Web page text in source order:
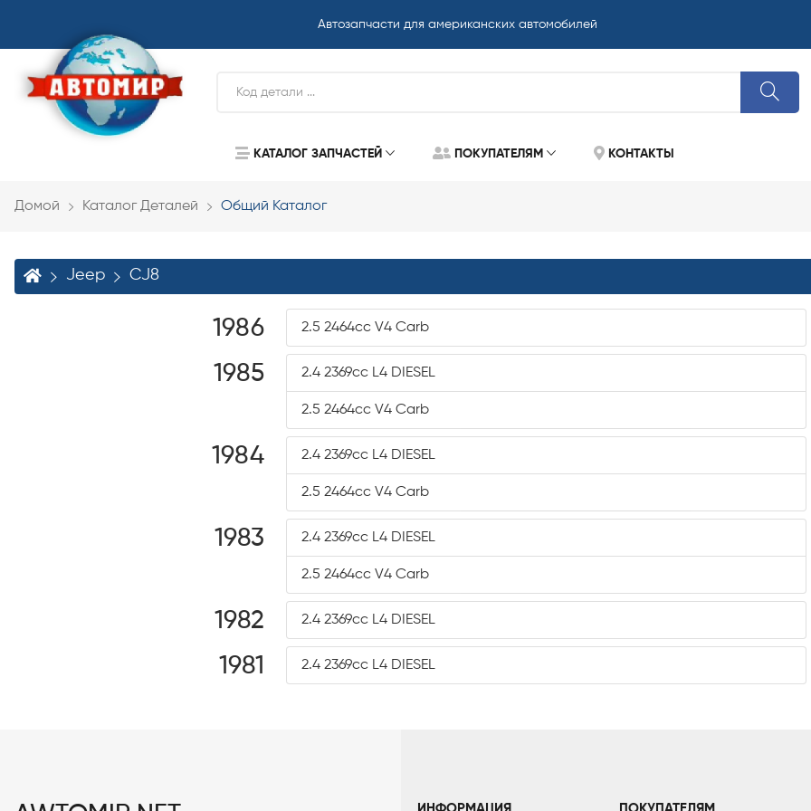
Автозапчасти для американских автомобилей
КАТАЛОГ ЗАПЧАСТЕЙ ПОКУПАТЕЛЯМ КОНТАКТЫ
Домой Каталог Деталей Общий Каталог
Jeep CJ8
1986 2.5 2464cc V4 Carb
1985 2.4 2369cc L4 DIESEL
2.5 2464cc V4 Carb
1984 2.4 2369cc L4 DIESEL
2.5 2464cc V4 Carb
1983 2.4 2369cc L4 DIESEL
2.5 2464cc V4 Carb
1982 2.4 2369cc L4 DIESEL
1981 2.4 2369cc L4 DIESEL